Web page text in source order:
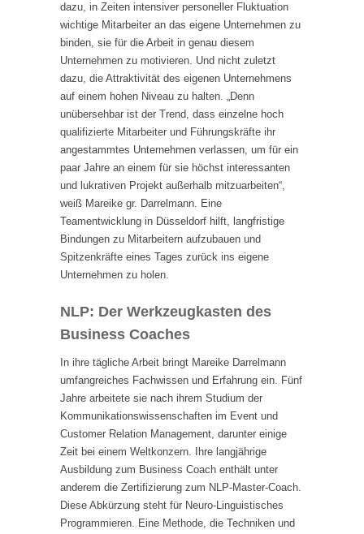
dazu, in Zeiten intensiver personeller Fluktuation
wichtige Mitarbeiter an das eigene Unternehmen zu
binden, sie für die Arbeit in genau diesem
Unternehmen zu motivieren. Und nicht zuletzt
dazu, die Attraktivität des eigenen Unternehmens
auf einem hohen Niveau zu halten. „Denn
unübersehbar ist der Trend, dass einzelne hoch
qualifizierte Mitarbeiter und Führungskräfte ihr
angestammtes Unternehmen verlassen, um für ein
paar Jahre an einem für sie höchst interessanten
und lukrativen Projekt außerhalb mitzuarbeiten“,
weiß Mareike gr. Darrelmann. Eine
Teamentwicklung in Düsseldorf hilft, langfristige
Bindungen zu Mitarbeitern aufzubauen und
Spitzenkräfte eines Tages zurück ins eigene
Unternehmen zu holen.
NLP: Der Werkzeugkasten des
Business Coaches
In ihre tägliche Arbeit bringt Mareike Darrelmann
umfangreiches Fachwissen und Erfahrung ein. Fünf
Jahre arbeitete sie nach ihrem Studium der
Kommunikationswissenschaften im Event und
Customer Relation Management, darunter einige
Zeit bei einem Weltkonzern. Ihre langjährige
Ausbildung zum Business Coach enthält unter
anderem die Zertifizierung zum NLP-Master-Coach.
Diese Abkürzung steht für Neuro-Linguistisches
Programmieren. Eine Methode, die Techniken und